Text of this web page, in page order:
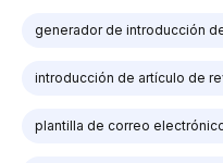
generador de introducción
introducción de artículo de
plantilla de correo